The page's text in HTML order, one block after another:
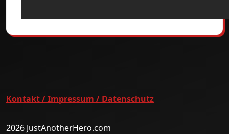
Kontakt / Impressum / Datenschutz
2026 JustAnotherHero.com